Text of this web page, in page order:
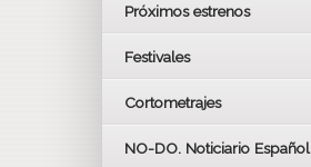
Próximos estrenos
Festivales
LOS OSCARS
Cortometrajes
NO-DO. Noticiario Español